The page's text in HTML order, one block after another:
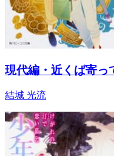
現代編・近くば寄っ
結城 光流